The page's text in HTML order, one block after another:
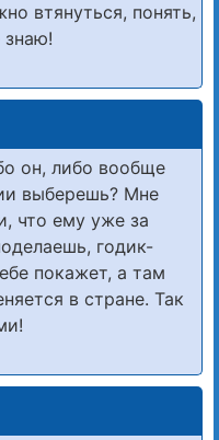
втянуться, понять,
знаю!
он, либо вообще
выберешь? Мне
что ему уже за
годик-
покажет, а там
в стране. Так